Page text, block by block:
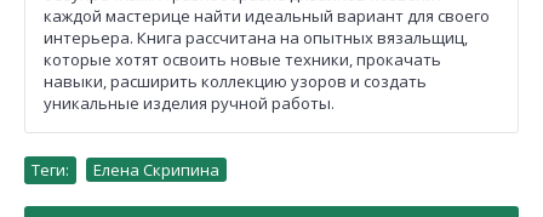
каждой мастерице найти идеальный вариант для своего
интерьера. Книга рассчитана на опытных вязальщиц,
которые хотят освоить новые техники, прокачать
навыки, расширить коллекцию узоров и создать
уникальные изделия ручной работы.
Теги: Елена Скрипина